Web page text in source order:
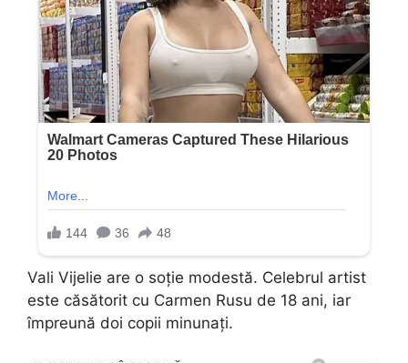
Vali Vijelie are o soție modestă. Celebrul artist
este căsătorit cu Carmen Rusu de 18 ani, iar
împreună doi copii minunați.